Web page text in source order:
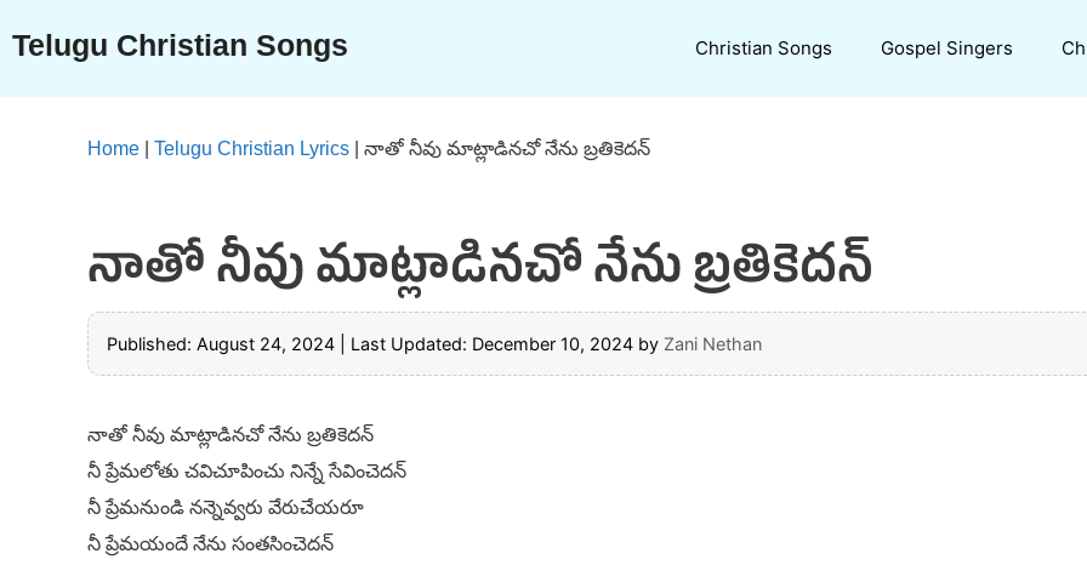
content
Telugu Christian Songs Christian Songs Gospel Singers
Home Telugu Christian Lyrics నాతో నీవు మాట్లాడినచో నేను బ్రతికెదన్
నాతో నీవు మాట్లాడినచో నేను బ్రతికెదన్
Published: August 24, 2024 Last Updated: December 10, 2024 by Zani Nethan
నాతో నీవు మాట్లాడినచో నేను బ్రతికెదన్
నీ ప్రేమలోతు చవిచూపించు నిన్నే సేవించెదన్
నీ ప్రేమనుండి నన్నెవ్వరు వేరుచేయరూ
నీ ప్రేమయందే నేను సంతసించెదన్